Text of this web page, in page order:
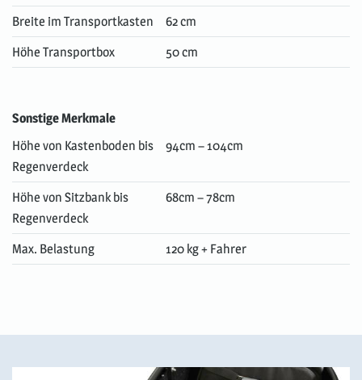
Breite im Transportkasten
62 cm
Höhe Transportbox
50 cm
Sonstige Merkmale
Höhe von Kastenboden bis
Regenverdeck
94cm – 104cm
Höhe von Sitzbank bis
Regenverdeck
68cm – 78cm
Max. Belastung 120 kg + Fahrer